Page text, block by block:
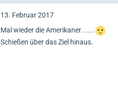
13. Februar 2017
Mal wieder die Amerikaner. .....
Schießen über das Ziel hinaus.